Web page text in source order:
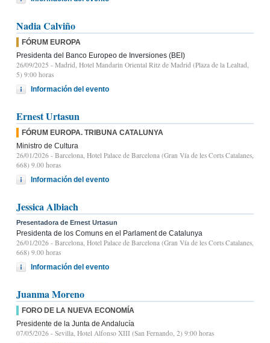
Nadia Calviño
FÓRUM EUROPA
Presidenta del Banco Europeo de Inversiones (BEI)
26/09/2025 - Madrid, Hotel Mandarin Oriental Ritz de Madrid (Plaza de la Lealtad,
5) 9:00 horas
Información del evento
Ernest Urtasun
FÓRUM EUROPA. TRIBUNA CATALUNYA
Ministro de Cultura
26/01/2026 - Barcelona, Hotel Palace de Barcelona (Gran Vía de les Corts Catalanes,
668) 9.00 horas
Información del evento
Jessica Albiach
Presentadora de Ernest Urtasun
Presidenta de los Comuns en el Parlament de Catalunya
26/01/2026 - Barcelona, Hotel Palace de Barcelona (Gran Vía de les Corts Catalanes,
668) 9.00 horas
Información del evento
Juanma Moreno
FORO DE LA NUEVA ECONOMÍA
Presidente de la Junta de Andalucía
07/05/2026 - Sevilla, Hotel Alfonso XIII (San Fernando, 2) 9:00 horas